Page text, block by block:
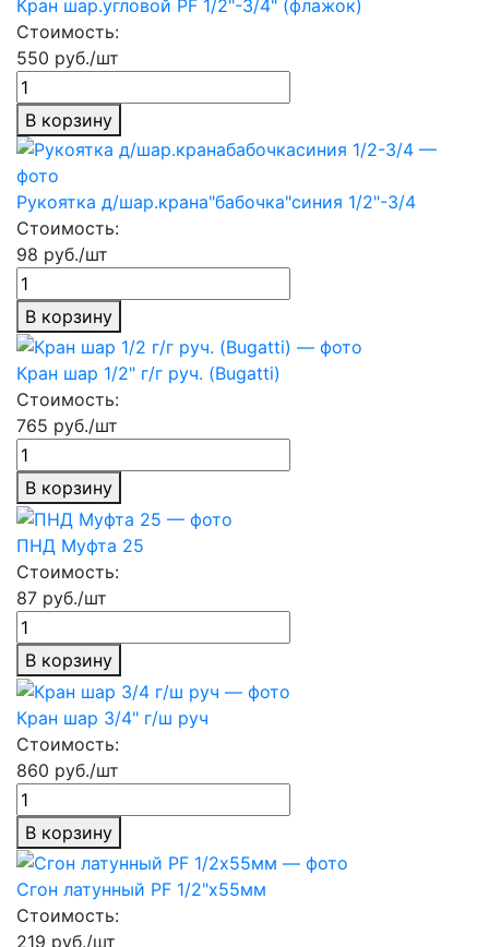
Кран шар.угловой PF 1/2"-3/4" (флажок)
Стоимость:
550 руб./шт
В корзину
Рукоятка д/шар.крана"бабочка"синия 1/2"-3/4
Стоимость:
98 руб./шт
В корзину
Кран шар 1/2" г/г руч. (Bugatti)
Стоимость:
765 руб./шт
В корзину
ПНД Муфта 25
Стоимость:
87 руб./шт
В корзину
Кран шар 3/4" г/ш руч
Стоимость:
860 руб./шт
В корзину
Сгон латунный PF 1/2"х55мм
Стоимость:
219 руб./шт